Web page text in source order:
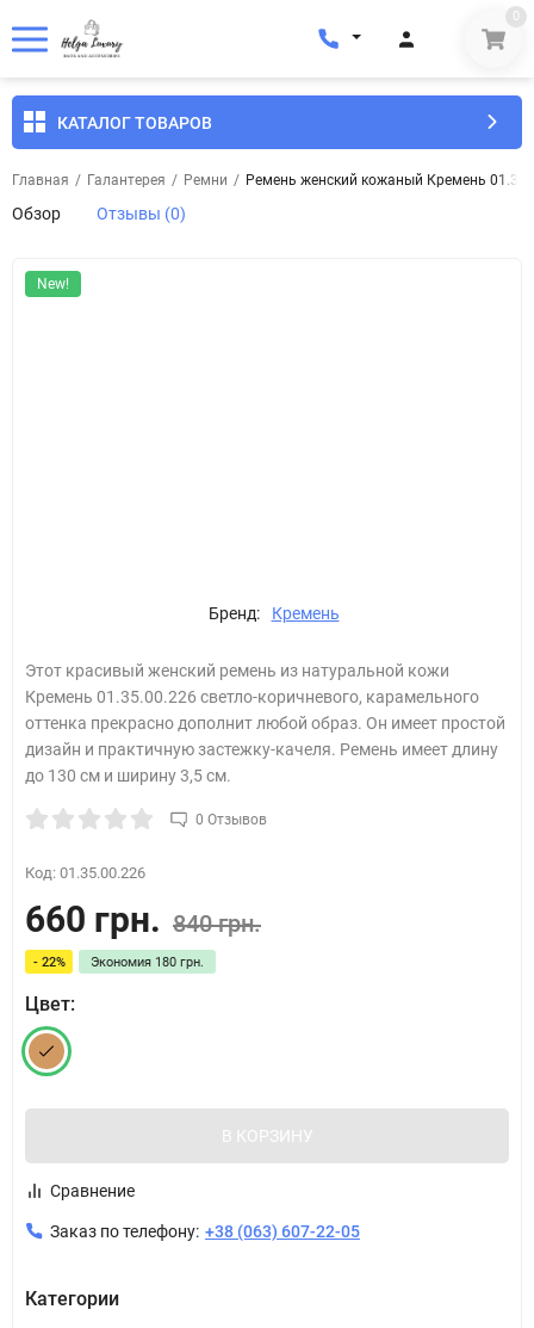
0
КАТАЛОГ ТОВАРОВ
Главная / Галантерея / Ремни / Ремень женский кожаный Кремень
Обзор Отзывы (0)
New!
Бренд: Кремень
Этот красивый женский ремень из натуральной кожи
Кремень 01.35.00.226 светло-коричневого, карамельного
оттенка прекрасно дополнит любой образ. Он имеет простой
дизайн и практичную застежку-качеля. Ремень имеет длину
до 130 см и ширину 3,5 см.
0 Отзывов
Код: 01.35.00.226
660 грн. 840 грн.
- 22% Экономия 180 грн.
Цвет:
В КОРЗИНУ
Сравнение
Заказ по телефону: +38 (063) 607-22-05
Категории